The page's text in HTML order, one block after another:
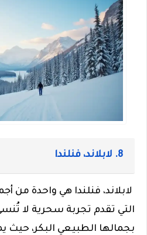
8. لابلاند، فنلندا
لابلاند، فنلندا هي واحدة من
التي تقدم تجربة سحرية لا
بجمالها الطبيعي البكر، حيث